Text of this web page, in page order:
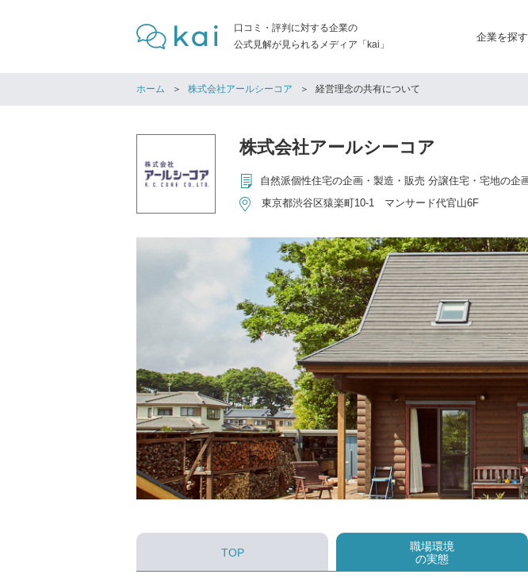
口コミ・評判に対する企業の
公式見解が見られるメディア「kai」
企業を探す
ホーム 株式会社アールシーコア 経営理念の共有について
株式会社アールシーコア
東京都渋谷区猿楽町10-1 マンサード代官山6F
TOP
職場環境
の実態